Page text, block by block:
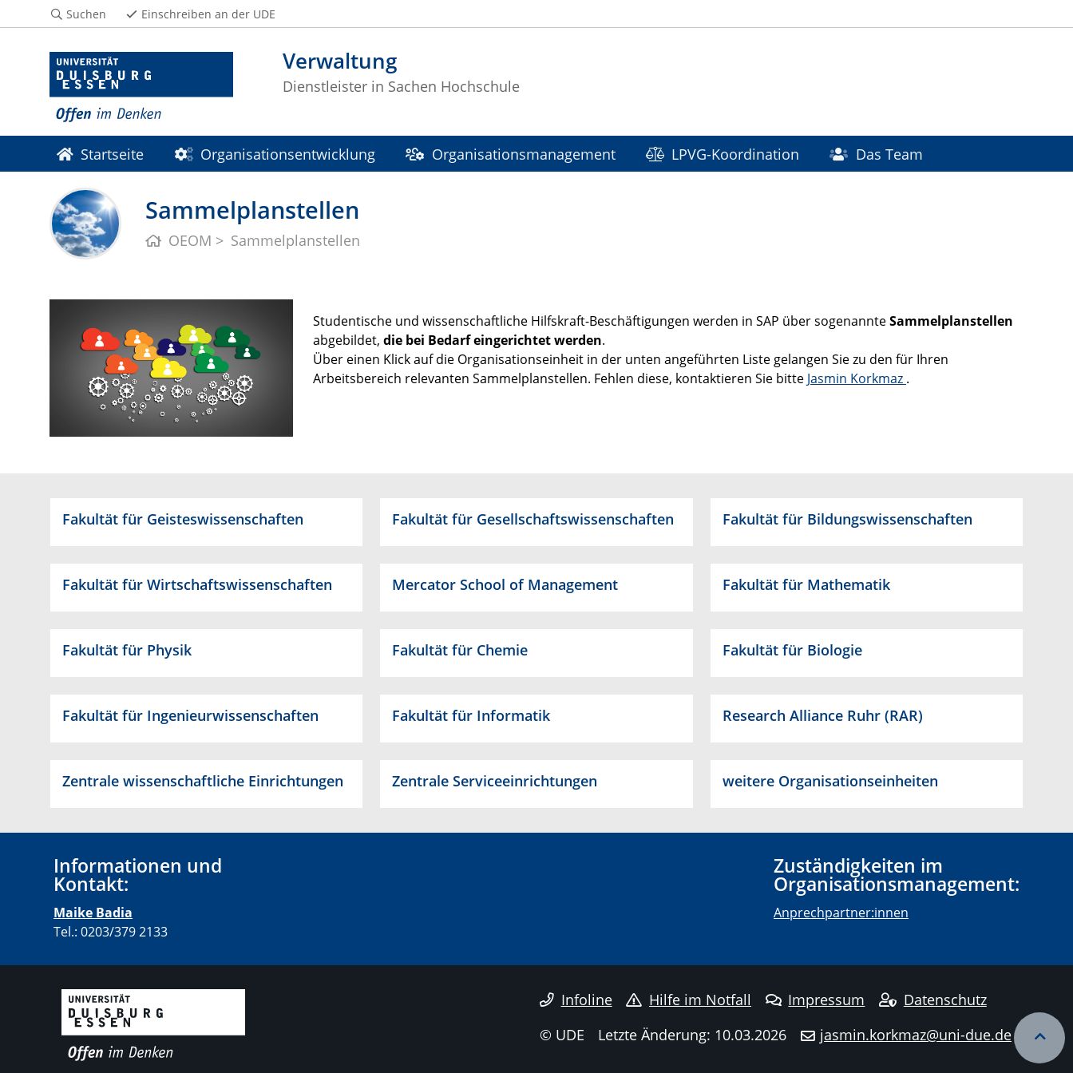
Verwaltung
Dienstleister in Sachen Hochschule
Suchen Einschreiben an der UDE
Startseite Organisationsentwicklung Organisationsmanagement LPVG-Koordination Das Team
Sammelplanstellen
OEOM Sammelplanstellen
Studentische und wissenschaftliche Hilfskraft-Beschäftigungen werden in SAP über sogenannteSammelplanstellen
abgebildet, die bei Bedarf eingerichtet werden.
Über einen Klick auf die Organisationseinheit in der unten angeführten Liste gelangen Sie zu den für Ihren
Arbeitsbereich relevanten Sammelplanstellen. Fehlen diese, kontaktieren Sie bitte Jasmin Korkmaz .
Fakultät für Geisteswissenschaften Fakultät für Gesellschaftswissenschaften Fakultät für Bildungswissenschaften
Fakultät für Wirtschaftswissenschaften Mercator School of Management Fakultät für Mathematik
Fakultät für Physik Fakultät für Chemie Fakultät für Biologie
Fakultät für Ingenieurwissenschaften Fakultät für Informatik Research Alliance Ruhr (RAR)
Zentrale wissenschaftliche Einrichtungen Zentrale Serviceeinrichtungen weitere Organisationseinheiten
Informationen und
Kontakt:
Maike Badia
Tel.: 0203/379 2133
Zuständigkeiten im
Organisationsmanagement:
Anprechpartner:innen
Infoline Hilfe im Notfall Impressum
Datenschutz
© UDE
Letzte Änderung: 10.03.2026 jasmin.korkmaz@uni-due.de